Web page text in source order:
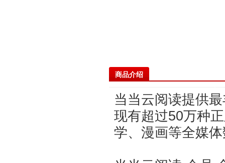
商品介绍
当当云阅读提供
现有超过50万种
学、漫画等全媒